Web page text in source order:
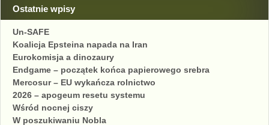
Ostatnie wpisy
Un-SAFE
Koalicja Epsteina napada na Iran
Eurokomisja a dinozaury
Endgame – początek końca papierowego srebra
Mercosur – EU wykańcza rolnictwo
2026 – apogeum resetu systemu
Wśród nocnej ciszy
W poszukiwaniu Nobla